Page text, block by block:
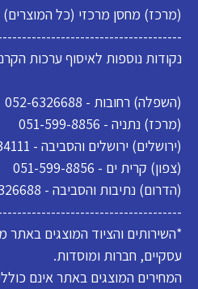
(מרכז) מחסן מרכזי (כל המוצרים) ראש העין
נקודות נוספות לאיסוף ערכות
(השפלה) רחובות - 052-6326688
(מרכז) נתניה - 051-599-8856
(ירושלים) ירושלים והסביבה - 052-6234111
(צפון) קרית ים - 051-599-8856
(הדרום) נתיבות והסביבה - 052-6326688
*השירותים והציוד המוצגים באתר
עסקיים, חברות ומוסדות.
המחירים המוצגים באתר אינם